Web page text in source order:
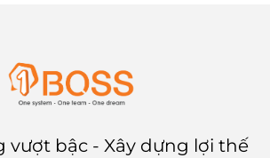
giản?
vượt bậc - Xây dựng lợi thế